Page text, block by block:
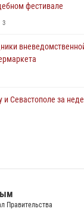
фестивале
3
Севастополе за
Правительства